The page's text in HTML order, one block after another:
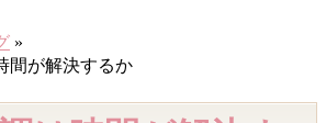
»
間が解決するか